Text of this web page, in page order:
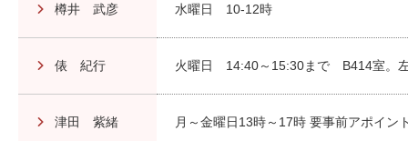
樽井 武彦 水曜日 10-12時
俵 紀行 火曜日 14:40～15:30まで B414室。左
津田 紫緒 月～金曜日13時～17時 要事前アポイン